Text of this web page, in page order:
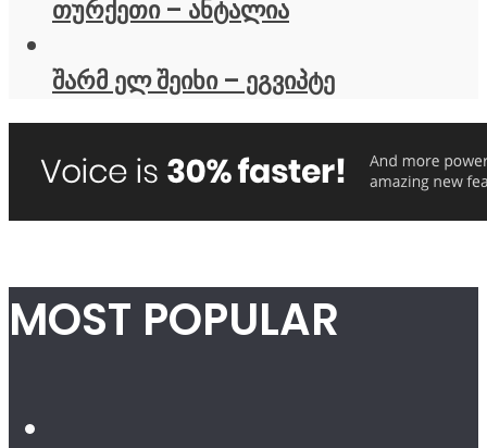
თურქეთი – ანტალია
შარმ ელ შეიხი – ეგვიპტე
MOST POPULAR